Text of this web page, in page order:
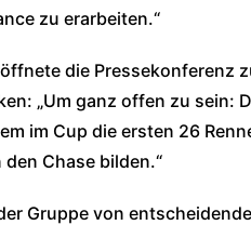
zu erarbeiten.“
die Pressekonferenz
„Um ganz offen zu sein:
im Cup die ersten 26
Chase bilden.“
Gruppe von